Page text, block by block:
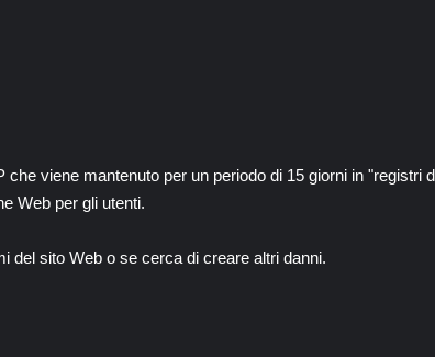
viene mantenuto per un periodo di 15 giorni in "registri
Web per gli utenti.
del sito Web o se cerca di creare altri danni.